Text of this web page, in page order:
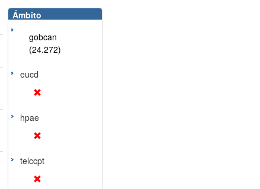
Ámbito
gobcan
(24.272)
eucd
hpae
telccpt